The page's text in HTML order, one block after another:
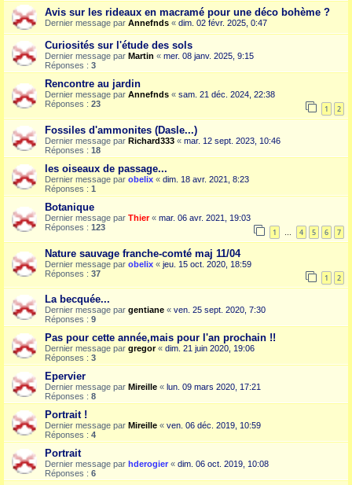
Avis sur les rideaux en macramé pour une déco bohème ?
Dernier message par Annefnds « dim. 02 févr. 2025, 0:47
Curiosités sur l'étude des sols
Dernier message par Martin « mer. 08 janv. 2025, 9:15
Réponses : 3
Rencontre au jardin
Dernier message par Annefnds « sam. 21 déc. 2024, 22:38
Réponses : 23 1 2
Fossiles d'ammonites (Dasle...)
Dernier message par Richard333 « mar. 12 sept. 2023, 10:46
Réponses : 18
les oiseaux de passage...
Dernier message par obelix « dim. 18 avr. 2021, 8:23
Réponses : 1
Botanique
Dernier message par Thier« mar. 06 avr. 2021, 19:03
Réponses : 123 1 … 4 5 6 7
Nature sauvage franche-comté maj 11/04
Dernier message par obelix « jeu. 15 oct. 2020, 18:59
Réponses : 37 1 2
La becquée...
Dernier message par gentiane « ven. 25 sept. 2020, 7:30
Réponses : 9
Pas pour cette année,mais pour l'an prochain !!
Dernier message par gregor« dim. 21 juin 2020, 19:06
Réponses : 3
Epervier
Dernier message par Mireille « lun. 09 mars 2020, 17:21
Réponses : 8
Portrait !
Dernier message par Mireille « ven. 06 déc. 2019, 10:59
Réponses : 4
Portrait
Dernier message par hderogier « dim. 06 oct. 2019, 10:08
Réponses : 6